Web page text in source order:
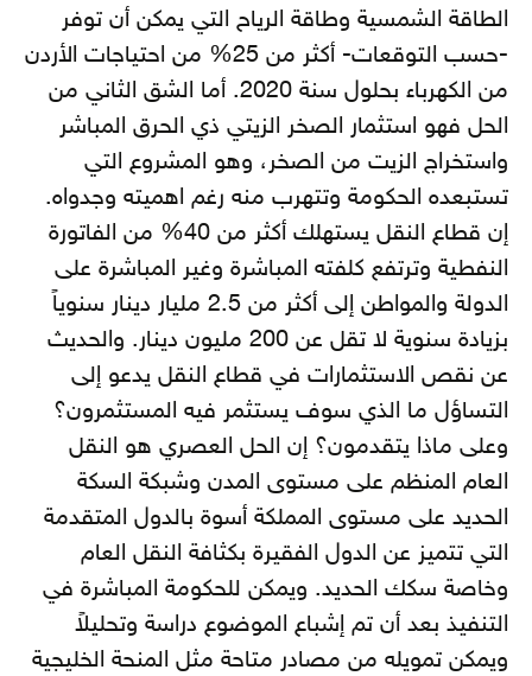
الطاقة الشمسية وطاقة الرياح التي يمكن أن توفر
-حسب التوقعات- أكثر من 25% من احتياجات الأردن
من الكهرباء بحلول سنة 2020. أما الشق الثاني من
الحل فهو استثمار الصخر الزيتي ذي الحرق المباشر
واستخراج الزيت من الصخر، وهو المشروع التي
تستبعده الحكومة وتتهرب منه رغم اهميته وجدواه.
إن قطاع النقل يستهلك أكثر من 40% من الفاتورة
النفطية وترتفع كلفته المباشرة وغير المباشرة على
الدولة والمواطن إلى أكثر من 2.5 مليار دينار سنوياً
بزيادة سنوية لا تقل عن 200 مليون دينار. والحديث
عن نقص الاستثمارات في قطاع النقل يدعو إلى
التساؤل ما الذي سوف يستثمر فيه المستثمرون؟
وعلى ماذا يتقدمون؟ إن الحل العصري هو النقل
العام المنظم على مستوى المدن وشبكة السكة
الحديد على مستوى المملكة أسوة بالدول المتقدمة
التي تتميز عن الدول الفقيرة بكثافة النقل العام
وخاصة سكك الحديد. ويمكن للحكومة المباشرة في
التنفيذ بعد أن تم إشباع الموضوع دراسة وتحليلاً
ويمكن تمويله من مصادر متاحة مثل المنحة الخليجية